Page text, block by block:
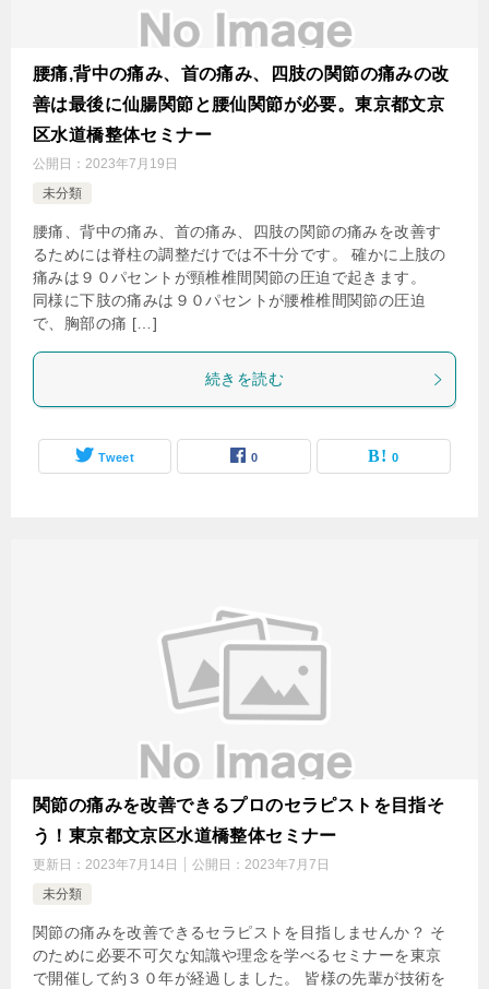
腰痛,背中の痛み、首の痛み、四肢の関節の痛みの改
善は最後に仙腸関節と腰仙関節が必要。東京都文京
区水道橋整体セミナー
公開日： 2023年7月19日
未分類
腰痛、背中の痛み、首の痛み、四肢の関節の痛みを改善す
るためには脊柱の調整だけでは不十分です。 確かに上肢の
痛みは９０パセントが頸椎椎間関節の圧迫で起きます。
同様に下肢の痛みは９０パセントが腰椎椎間関節の圧迫
で、胸部の痛 […]
続きを読む
Tweet 0 0
関節の痛みを改善できるプロのセラピストを目指そ
う！東京都文京区水道橋整体セミナー
更新日： 2023年7月14日 公開日： 2023年7月7日
未分類
関節の痛みを改善できるセラピストを目指しませんか？ そ
のために必要不可欠な知識や理念を学べるセミナーを東京
で開催して約３０年が経過しました。 皆様の先輩が技術を